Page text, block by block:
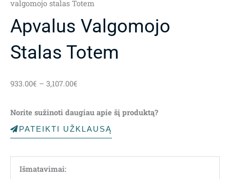
valgomojo stalas Totem
Apvalus Valgomojo
Stalas Totem
933.00€ – 3,107.00€
through
3,107.00€
Norite sužinoti daugiau apie šį produktą?
PATEIKTI UŽKLAUSĄ
Išmatavimai: